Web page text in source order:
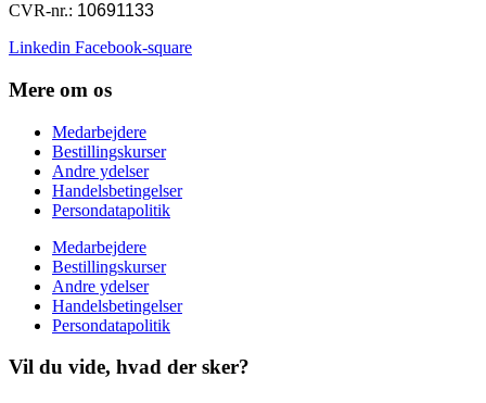
CVR-nr.: 10691133
Linkedin Facebook-square
Mere om os
Medarbejdere
Bestillingskurser
Andre ydelser
Handelsbetingelser
Persondatapolitik
Medarbejdere
Bestillingskurser
Andre ydelser
Handelsbetingelser
Persondatapolitik
Vil du vide, hvad der sker?